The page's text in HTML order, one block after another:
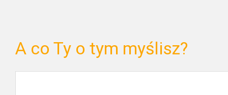
A co Ty o tym myślisz?